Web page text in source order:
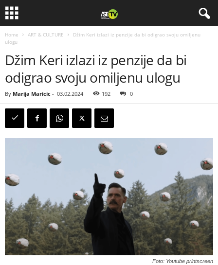
Home ART & CULTURE
Džim Keri izlazi iz penzije da bi odigrao svoju omiljenu
ulogu
Džim Keri izlazi iz penzije da bi
odigrao svoju omiljenu ulogu
By Marija Maricic - 03.02.2024 192 0
Foto: Youtube printscreen